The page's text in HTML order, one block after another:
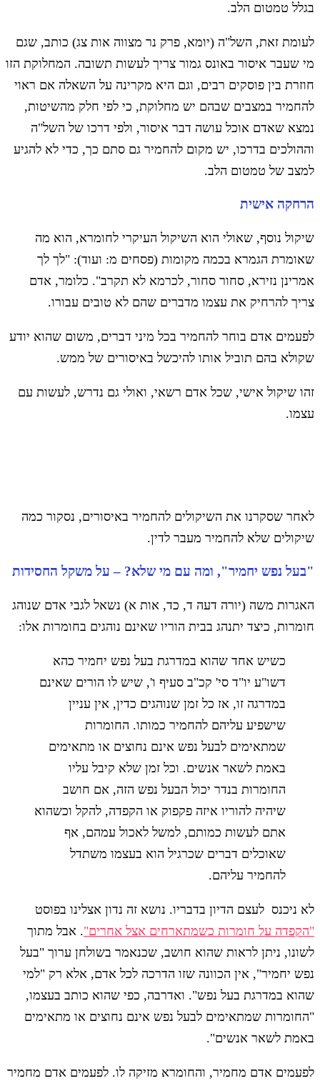
בגלל טמטום הלב.
לעומת זאת, השל"ה (יומא, פרק נר מצווה אות צג) כותב, שגם
מי שעבר איסור באונס גמור צריך לעשות תשובה. המחלוקת הזו
חוזרת בין פוסקים רבים, וגם היא מקרינה על השאלה אם ראוי
להחמיר במצבים שבהם יש מחלוקת, כי לפי חלק מהשיטות,
נמצא שאדם אוכל עושה דבר איסור, ולפי דרכו של השל"ה
וההולכים בדרכו, יש מקום להחמיר גם סתם כך, כדי לא להגיע
למצב של טמטום הלב.
הרחקה אישית
שיקול נוסף, שאולי הוא השיקול העיקרי לחומרא, הוא מה
שאומרת הגמרא בכמה מקומות (פסחים מ: ועוד): "לך לך
אמרינן נזירא, סחור סחור, לכרמא לא תקרב". כלומר, אדם
צריך להרחיק את עצמו מדברים שהם לא טובים עבורו.
לפעמים אדם בוחר להחמיר בכל מיני דברים, משום שהוא יודע
שקולא בהם תוביל אותו להיכשל באיסורים של ממש.
זהו שיקול אישי, שכל אדם רשאי, ואולי גם נדרש, לעשות עם
עצמו.
לאחר שסקרנו את השיקולים להחמיר באיסורים, נסקור כמה
שיקולים שלא להחמיר מעבר לדין.
"בעל נפש יחמיר", ומה עם מי שלא? – על משקל החסידות
האגרות משה (יורה דעה ד, כד, אות א) נשאל לגבי אדם שנוהג
חומרות, כיצד יתנהג בבית הוריו שאינם נוהגים בחומרות אלו:
כשיש אחד שהוא במדרגת בעל נפש יחמיר כהא
דשו"ע יו"ד סי' קכ"ב סעיף ו', שיש לו הורים שאינם
במדרגה זו, אז כל זמן שנוהגים כדין, אין עניין
שישפיע עליהם להחמיר כמותו. החומרות
שמתאימים לבעל נפש אינם נחוצים או מתאימים
באמת לשאר אנשים. וכל זמן שלא קיבל עליו
החומרות בנדר יכול הבעל נפש הזה, אם חושב
שיהיה להוריו איזה פקפוק או הקפדה, להקל וכשהוא
אתם לעשות כמותם, למשל לאכול עמהם, אף
שאוכלים דברים שכרגיל הוא בעצמו משתדל
להחמיר עליהם.
לא ניכנס לעצם הדיון בדבריו. נושא זה נדון אצלינו בפוסט
"הקפדה על חומרות כשמתארחים אצל אחרים". אבל מתוך
לשונו, ניתן לראות שהוא חושב, שכנאמר בשולחן ערוך "בעל
נפש יחמיר", אין הכוונה שזו הדרכה לכל אדם, אלא רק "למי
שהוא במדרגת בעל נפש". ואדרבה, כפי שהוא כותב בעצמו,
"החומרות שמתאימים לבעל נפש אינם נחוצים או מתאימים
באמת לשאר אנשים".
לפעמים אדם מחמיר, והחומרא מזיקה לו. לפעמים אדם מחמיר